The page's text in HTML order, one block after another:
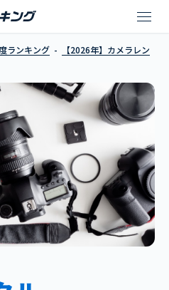
ランキング
【2026年】カメラレン